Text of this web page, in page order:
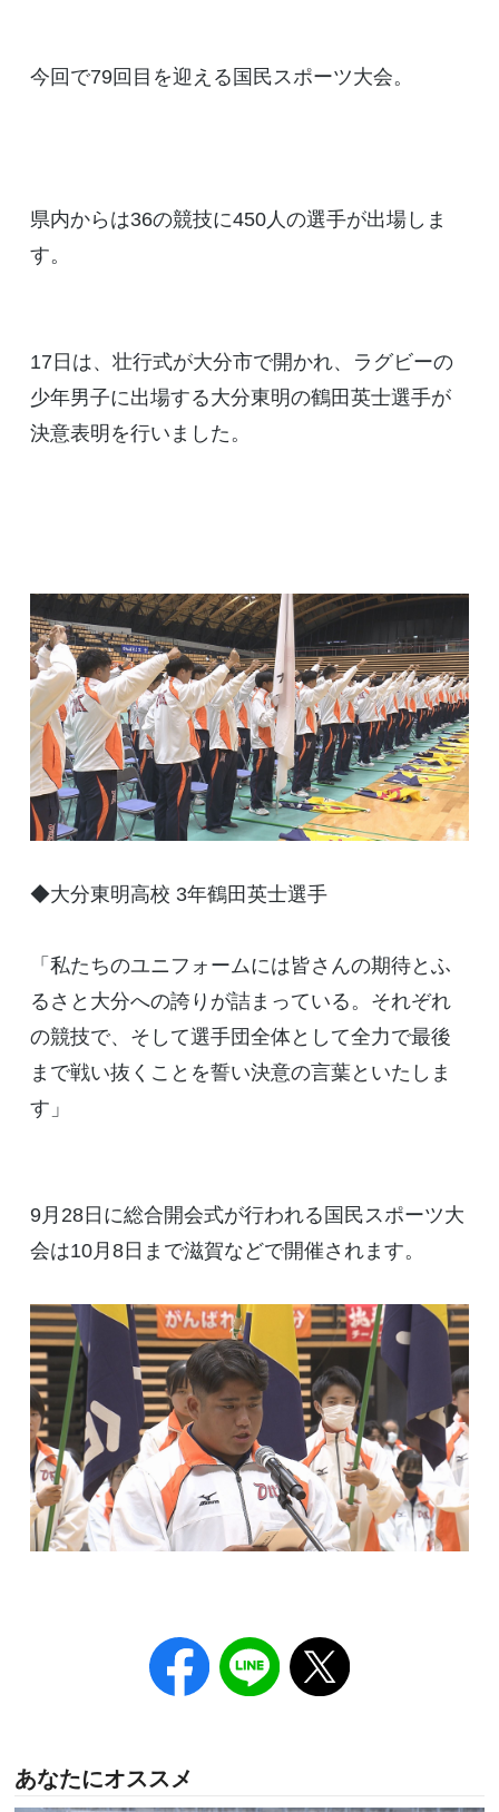
今回で79回目を迎える国民スポーツ大会。
県内からは36の競技に450人の選手が出場しま
す。
17日は、壮行式が大分市で開かれ、ラグビーの
少年男子に出場する大分東明の鶴田英士選手が
決意表明を行いました。
◆大分東明高校 3年鶴田英士選手
「私たちのユニフォームには皆さんの期待とふ
るさと大分への誇りが詰まっている。それぞれ
の競技で、そして選手団全体として全力で最後
まで戦い抜くことを誓い決意の言葉といたしま
す」
9月28日に総合開会式が行われる国民スポーツ大
会は10月8日まで滋賀などで開催されます。
あなたにオススメ